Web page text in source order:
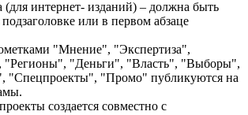
(для интернет- изданий) – должна быть
или в первом абзаце
"Мнение", "Экспертиза",
"Регионы", "Деньги", "Власть", "Выборы",
"Спецпроекты", "Промо" публикуются на
создается совместно с